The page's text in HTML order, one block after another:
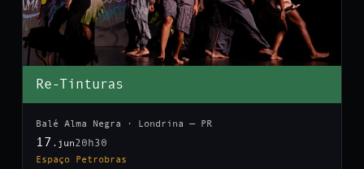
Re-Tinturas
Balé Alma Negra · Londrina — PR
17 .jun20h30
Espaço Petrobras